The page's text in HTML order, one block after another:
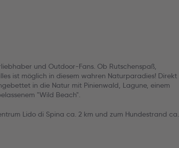
und Outdoor-Fans. Ob Rutschenspaß,
ist möglich in diesem wahren Naturparadies! Direkt
in die Natur mit Pinienwald, Lagune, einem
"Wild Beach".
Lido di Spina ca. 2 km und zum Hundestrand ca.